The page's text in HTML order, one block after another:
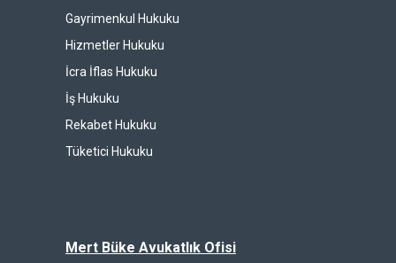
Gayrimenkul Hukuku
Hizmetler Hukuku
İcra İflas Hukuku
İş Hukuku
Rekabet Hukuku
Tüketici Hukuku
Mert Büke Avukatlık Ofisi